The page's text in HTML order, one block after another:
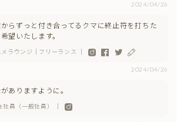
2024/04/26
らずっと付き合ってるクマに終止符を打ちた
望いたします。
ラウンジ｜フリーランス ｜
2024/04/26
ありますように。
社員（一般社員） ｜